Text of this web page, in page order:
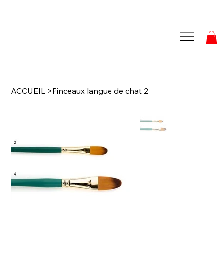
ACCUEIL >Pinceaux langue de chat 2